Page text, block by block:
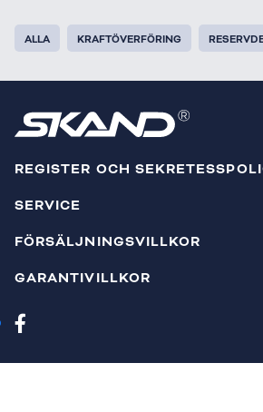
ALLA KRAFTÖVERFÖRING
REGISTER OCH
SERVICE
FÖRSÄLJNINGSVILLKOR
GARANTIVILLKOR